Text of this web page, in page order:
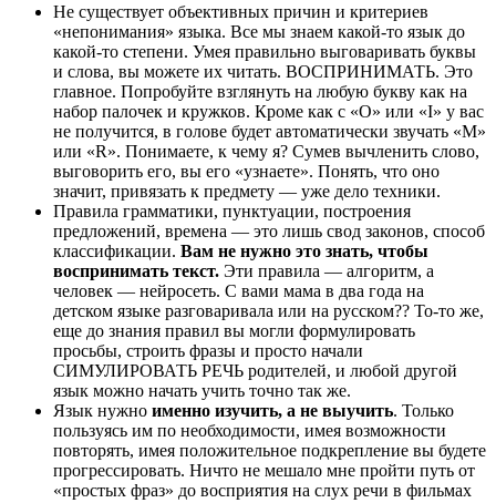
Не существует объективных причин и критериев
«непонимания» языка. Все мы знаем какой-то язык до
какой-то степени. Умея правильно выговаривать буквы
и слова, вы можете их читать. ВОСПРИНИМАТЬ. Это
главное. Попробуйте взглянуть на любую букву как на
набор палочек и кружков. Кроме как с «O» или «I» у вас
не получится, в голове будет автоматически звучать «М»
или «R». Понимаете, к чему я? Сумев вычленить слово,
выговорить его, вы его «узнаете». Понять, что оно
значит, привязать к предмету — уже дело техники.
Правила грамматики, пунктуации, построения
предложений, времена — это лишь свод законов, способ
классификации. Вам не нужно это знать, чтобы
воспринимать текст. Эти правила — алгоритм, а
человек — нейросеть. С вами мама в два года на
детском языке разговаривала или на русском?? То-то же,
еще до знания правил вы могли формулировать
просьбы, строить фразы и просто начали
СИМУЛИРОВАТЬ РЕЧЬ родителей, и любой другой
язык можно начать учить точно так же.
Язык нужно именно изучить, а не выучить. Только
пользуясь им по необходимости, имея возможности
повторять, имея положительное подкрепление вы будете
прогрессировать. Ничто не мешало мне пройти путь от
«простых фраз» до восприятия на слух речи в фильмах